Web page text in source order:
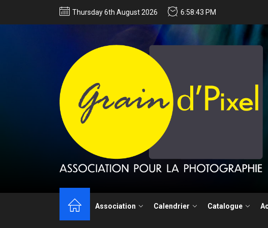
Thursday 6th August 2026 6:58:44 PM
Association Calendrier Catalogue
Appel à candidature pour